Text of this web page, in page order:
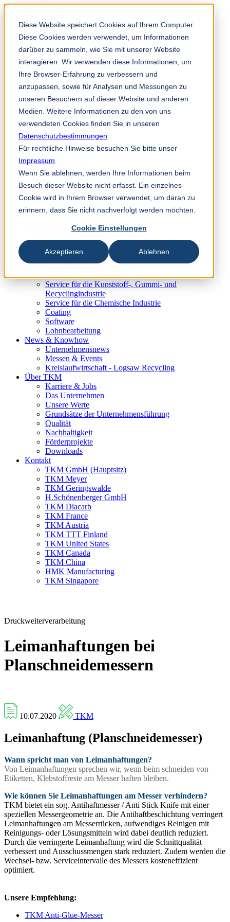
Diese Website speichert Cookies auf Ihrem Computer.
Diese Cookies werden verwendet, um Informationen
darüber zu sammeln, wie Sie mit unserer Website
interagieren. Wir verwenden diese Informationen, um
Ihre Browser-Erfahrung zu verbessern und
anzupassen, sowie für Analysen und Messungen zu
unseren Besuchern auf dieser Website und anderen
Medien. Weitere Informationen zu den von uns
verwendeten Cookies finden Sie in unseren
Datenschutzbestimmungen
Für rechtliche Hinweise besuchen Sie bitte unser
Impressum
Wenn Sie ablehnen, werden Ihre Informationen beim
Besuch dieser Website nicht erfasst. Ein einzelnes
Cookie wird in Ihrem Browser verwendet, um daran zu
erinnern, dass Sie nicht nachverfolgt werden möchten.
Cookie Einstellungen
Akzeptieren Ablehnen
Solution Finder
Mitarbeiterportal
de
Industrien & Produkte
Papierindustrie
Non-Woven
Holzindustrie
Metallindustrie
Kunststoff-, Gummi-, Recyclingindustrie
Nahrungsmittelindustrie
Chemische Industrie
Service & Beratung
Service für die Papierindustrie
New Wave Schleiftechnik
Service für die Druck- & Verpackungsindustrie
Service für die Holzindustrie
Service für die Kunststoff-, Gummi- und
Recyclingindustrie
Service für die Chemische Industrie
Coating
Software
Lohnbearbeitung
News & Knowhow
Unternehmensnews
Messen & Events
Kreislaufwirtschaft - Logsaw Recycling
Über TKM
Karriere & Jobs
Das Unternehmen
Unsere Werte
Grundsätze der Unternehmensführung
Qualität
Nachhaltigkeit
Förderprojekte
Downloads
Kontakt
TKM GmbH (Hauptsitz)
TKM Meyer
TKM Geringswalde
H.Schönenberger GmbH
TKM Diacarb
TKM France
TKM Austria
TKM TTT Finland
TKM United States
TKM Canada
TKM China
HMK Manufacturing
TKM Singapore
Druckweiterverarbeitung
Leimanhaftungen bei
Planschneidemessern
10.07.2020 TKM
Leimanhaftung (Planschneidemesser)
Wann spricht man von Leimanhaftungen?
Von Leimanhaftungen sprechen wir, wenn beim schneiden von
Etiketten, Klebstoffreste am Messer haften bleiben.
Wie können Sie Leimanhaftungen am Messer verhindern?
TKM bietet ein sog. Antihaftmesser / Anti Stick Knife mit einer
speziellen Messergeometrie an. Die Antihaftbeschichtung verringert
Leimanhaftungen am Messerrücken, aufwendiges Reinigen mit
Reinigungs- oder Lösungsmitteln wird dabei deutlich reduziert.
Durch die verringerte Leimanhaftung wird die Schnittqualität
verbessert und Ausschussmengen stark reduziert. Zudem werden die
Wechsel- bzw. Serviceintervalle des Messers kosteneffizient
optimiert.
Unsere Empfehlung:
TKM Anti-Glue-Messer